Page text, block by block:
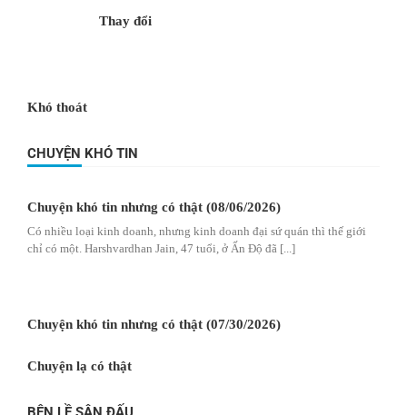
Thay đổi
Khó thoát
CHUYỆN KHÓ TIN
Chuyện khó tin nhưng có thật (08/06/2026)
Có nhiều loại kinh doanh, nhưng kinh doanh đại sứ quán thì thế giới
chỉ có một. Harshvardhan Jain, 47 tuổi, ở Ấn Độ đã [...]
Chuyện khó tin nhưng có thật (07/30/2026)
Chuyện lạ có thật